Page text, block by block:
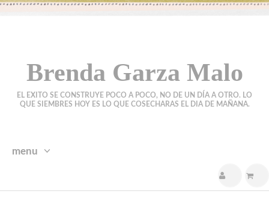
Brenda Garza Malo
EL EXITO SE CONSTRUYE POCO A POCO, NO DE UN DÍA A OTRO. LO
QUE SIEMBRES HOY ES LO QUE COSECHARAS EL DIA DE MAÑANA.
menu